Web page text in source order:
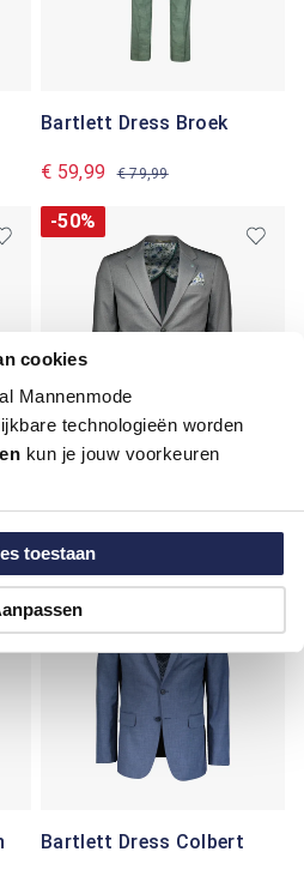
cookies
Mannenmode
technologieën worden
kun je jouw voorkeuren
toestaan
Bartlett Dress Broek
€ 59,99 € 79,99
-50%
€ 95,00 € 189,99
-26%
Bartlett Dress Colbert